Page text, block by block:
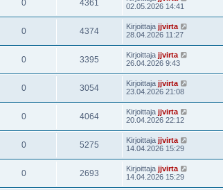
0 4361
02.05.2026 14:41
0 4374 Kirjoittaja jjvirta
28.04.2026 11:27
0 3395 Kirjoittaja jjvirta
26.04.2026 9:43
0 3054 Kirjoittaja jjvirta
23.04.2026 21:08
0 4064 Kirjoittaja jjvirta
20.04.2026 22:12
0 5275 Kirjoittaja jjvirta
14.04.2026 15:29
0 2693 Kirjoittaja jjvirta
14.04.2026 15:29